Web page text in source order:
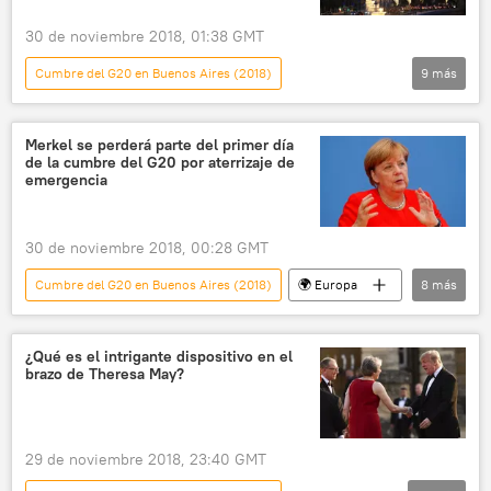
30 de noviembre 2018, 01:38 GMT
Cumbre del G20 en Buenos Aires (2018)
Internacional
política
Rusia
América del Norte
EEUU
Vladímir Putin
Donald Trump
9 más
Merkel se perderá parte del primer día
de la cumbre del G20 por aterrizaje de
emergencia
30 de noviembre 2018, 00:28 GMT
Cumbre del G20 en Buenos Aires (2018)
🌍 Europa
América Latina
Internacional
política
Alemania
Buenos Aires
Angela Merkel
G20
8 más
¿Qué es el intrigante dispositivo en el
brazo de Theresa May?
29 de noviembre 2018, 23:40 GMT